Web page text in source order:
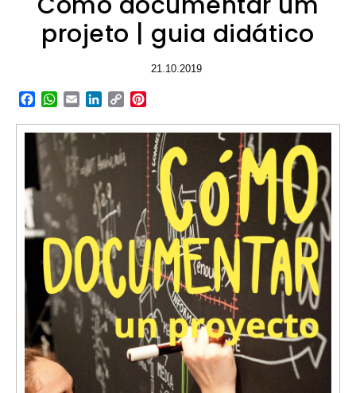
projeto | guia didático
21.10.2019
Facebook
WhatsApp
EmailLinkedIn
Copy